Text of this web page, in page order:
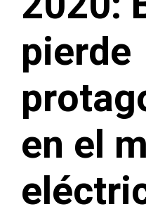
pierde
en el